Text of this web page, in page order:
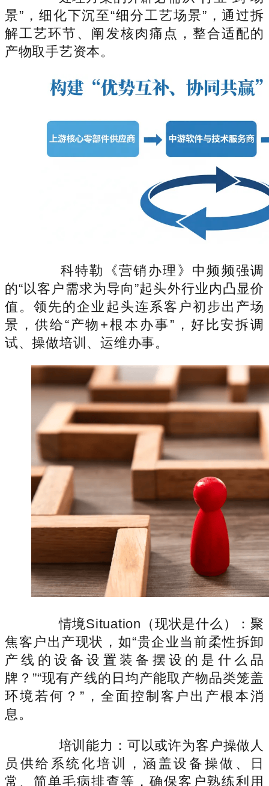
景”，细化下沉至“细分工艺场景”，通过拆
解工艺环节、阐发核肉痛点，整合适配的
产物取手艺资本。
科特勒《营销办理》中频频强调
的“以客户需求为导向”起头外行业内凸显价
值。领先的企业起头连系客户初步出产场
景，供给“产物+根本办事”，好比安拆调
试、操做培训、运维办事。
情境Situation（现状是什么）：聚
焦客户出产现状，如“贵企业当前柔性拆卸
产线的设备设置装备摆设的是什么品
牌？”“现有产线的日均产能取产物品类笼盖
环境若何？”，全面控制客户出产根本消
息。
培训能力：可以或许为客户操做人
员供给系统化培训，涵盖设备操做、日
常、简单毛病排查等，确保客户熟练利用